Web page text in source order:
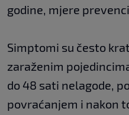
godine, mjere
Simptomi su često
zaraženim
do 48 sati nelagode,
povraćanjem i nakon